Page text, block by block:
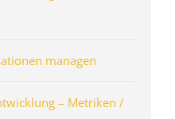
managen
– Metriken /